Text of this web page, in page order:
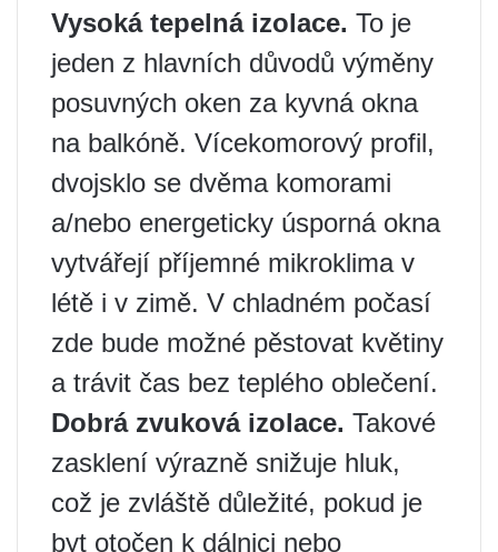
Vysoká tepelná izolace. To je
jeden z hlavních důvodů výměny
posuvných oken za kyvná okna
na balkóně. Vícekomorový profil,
dvojsklo se dvěma komorami
a/nebo energeticky úsporná okna
vytvářejí příjemné mikroklima v
létě i v zimě. V chladném počasí
zde bude možné pěstovat květiny
a trávit čas bez teplého oblečení.
Dobrá zvuková izolace. Takové
zasklení výrazně snižuje hluk,
což je zvláště důležité, pokud je
byt otočen k dálnici nebo